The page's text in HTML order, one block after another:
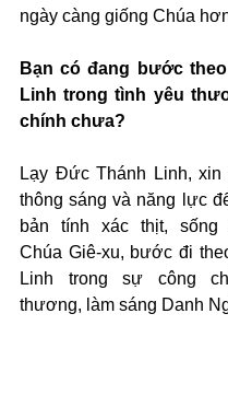
ngày càng giống Chúa
Bạn có đang bước
Linh trong tình yêu
chính chưa?
Lạy Đức Thánh Linh, xin
thông sáng và năng lực
bản tính xác thịt, sống
Chúa Giê-xu, bước đi
Linh trong sự công
thương, làm sáng Danh